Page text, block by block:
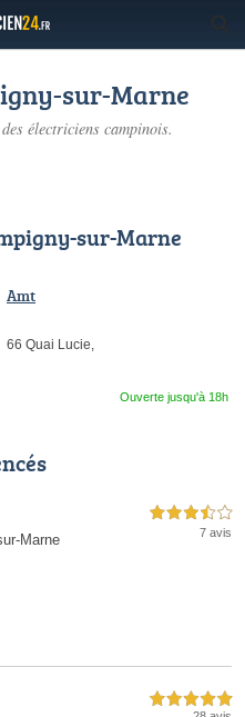
sur-Marne
électriciens campinois.
sur-Marne
Amt
66 Quai Lucie,
Ouverte jusqu'à 18h
Marne
3,5 étoiles sur 5
7 avis
5,0 étoiles sur 5